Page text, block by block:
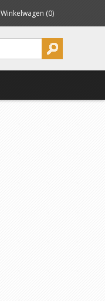
Winkelwagen (0)